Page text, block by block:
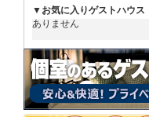
▼お気に入りゲストハウス
ありません